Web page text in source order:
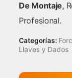
De Montaje,
Profesional.
Categorías:
Llaves y Dados